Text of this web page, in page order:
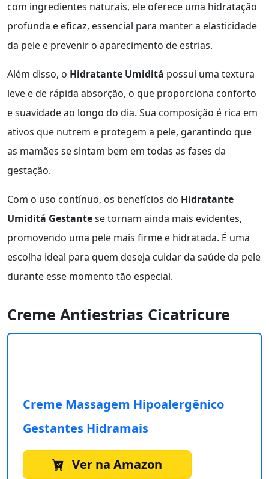
com ingredientes naturais, ele oferece uma hidratação
profunda e eficaz, essencial para manter a elasticidade
da pele e prevenir o aparecimento de estrias.
Além disso, o Hidratante Umiditá possui uma textura
leve e de rápida absorção, o que proporciona conforto
e suavidade ao longo do dia. Sua composição é rica em
ativos que nutrem e protegem a pele, garantindo que
as mamães se sintam bem em todas as fases da
gestação.
Com o uso contínuo, os benefícios do Hidratante
Umiditá Gestantese tornam ainda mais evidentes,
promovendo uma pele mais firme e hidratada. É uma
escolha ideal para quem deseja cuidar da saúde da pele
durante esse momento tão especial.
Creme Antiestrias Cicatricure
Creme Massagem Hipoalergênico
Gestantes Hidramais
Ver na Amazon